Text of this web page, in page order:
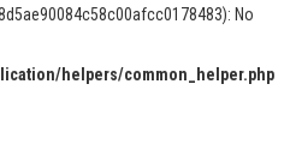
No
helpers/common_helper.php